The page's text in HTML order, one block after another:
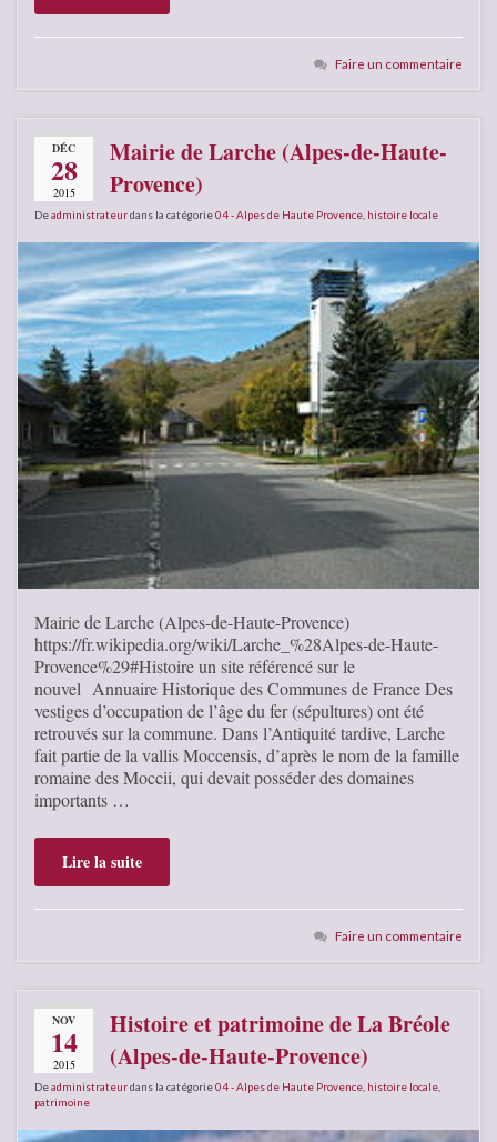
Faire un commentaire
DÉC
28
2015
Mairie de Larche (Alpes-de-Haute-
Provence)
Deadministrateurdans la catégorie04 - Alpes de Haute Provence histoire locale
Mairie de Larche (Alpes-de-Haute-Provence)
https://fr.wikipedia.org/wiki/Larche_%28Alpes-de-Haute-
Provence%29#Histoire un site référencé sur le
nouvel Annuaire Historique des Communes de France Des
vestiges d’occupation de l’âge du fer (sépultures) ont été
retrouvés sur la commune. Dans l’Antiquité tardive, Larche
fait partie de la vallis Moccensis, d’après le nom de la famille
romaine des Moccii, qui devait posséder des domaines
importants …
Lire la suite
Faire un commentaire
NOV
14
2015
Histoire et patrimoine de La Bréole
(Alpes-de-Haute-Provence)
Deadministrateurdans la catégorie04 - Alpes de Haute Provence histoire locale
patrimoine